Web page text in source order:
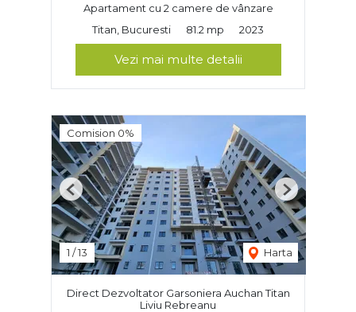
Apartament cu 2 camere de vânzare
Titan, Bucuresti
81.2 mp 2023
Vezi mai multe detalii
Comision 0%
1 /13 Harta
Previous Next
Direct Dezvoltator Garsoniera Auchan Titan
Liviu Rebreanu